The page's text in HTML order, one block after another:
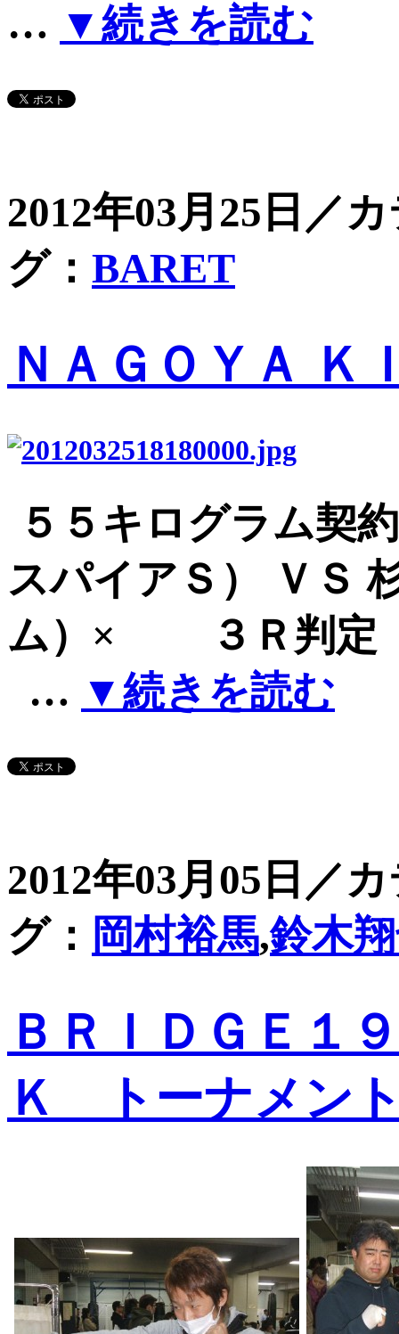
… ▼続きを読む
2012年03月25日／
グ： BARET
ＮＡＧＯＹＡ Ｋ
５５キログラム
スパイアＳ） ＶＳ
ム）× ３Ｒ判定
… ▼続きを読む
2012年03月05日／
グ： 岡村裕馬,鈴木
ＢＲＩＤＧＥ
Ｋ トーナメ